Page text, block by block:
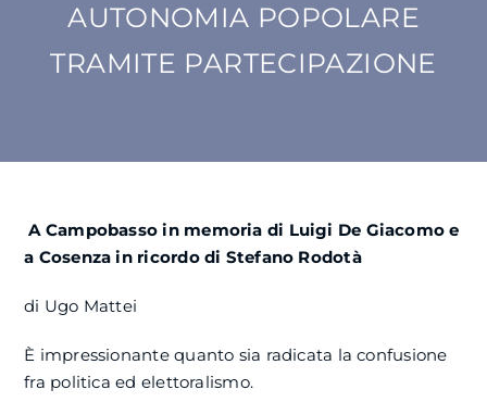
ATTIVITÀ
CONTATTI
AUTONOMIA POPOLARE
TRAMITE PARTECIPAZIONE
A Campobasso in memoria di Luigi De Giacomo e
a Cosenza in ricordo di Stefano Rodotà
di Ugo Mattei
È impressionante quanto sia radicata la confusione
fra politica ed elettoralismo.